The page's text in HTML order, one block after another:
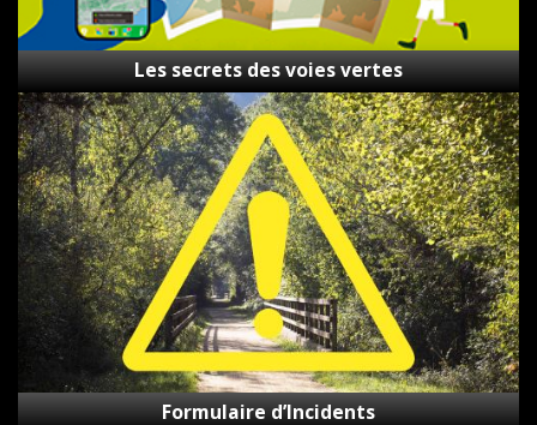
Les secrets des voies vertes
Formulaire
d’Incidents
Formulaire d’Incidents